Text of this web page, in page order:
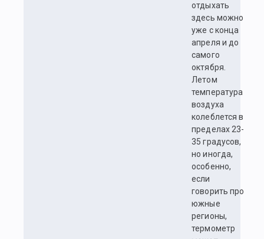
отдыхать
здесь можно
уже с конца
апреля и до
самого
октября.
Летом
температура
воздуха
колеблется в
пределах 23-
35 градусов,
но иногда,
особенно,
если
говорить про
южные
регионы,
термометр